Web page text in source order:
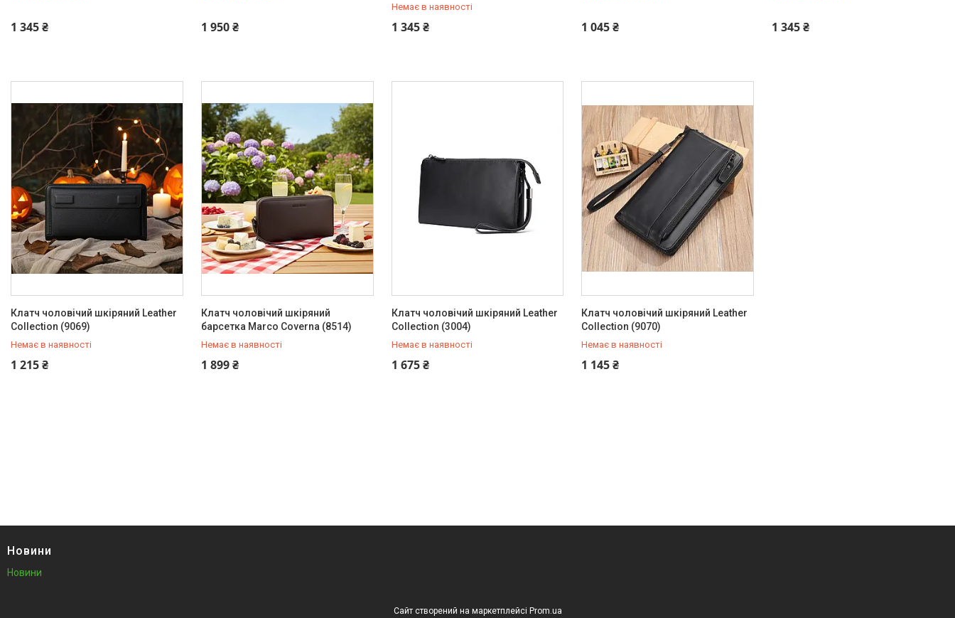
1 345 ₴
+380 (93) 342-66-10 1 950 ₴
+380 (93) 342-66-10
Немає в наявності
1 345 ₴
+380 (93) 342-66-10 1 045 ₴
+380 (93) 342-66-10 1 345 ₴
+380 (93) 342-66-10
Клатч чоловічий шкіряний Leather
Collection (9069)
Немає в наявності
1 215 ₴
+380 (93) 342-66-10
Клатч чоловічий шкіряний
барсетка Marco Coverna (8514)
Немає в наявності
1 899 ₴
+380 (93) 342-66-10
Клатч чоловічий шкіряний Leather
Collection (3004)
Немає в наявності
1 675 ₴
+380 (93) 342-66-10
Клатч чоловічий шкіряний Leather
Collection (9070)
Немає в наявності
1 145 ₴
+380 (93) 342-66-10
Новини
Новини
Сайт створений на маркетплейсі Prom.ua